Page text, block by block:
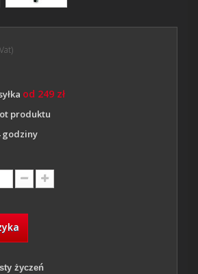
od 249 zł
produktu
godziny
życzeń